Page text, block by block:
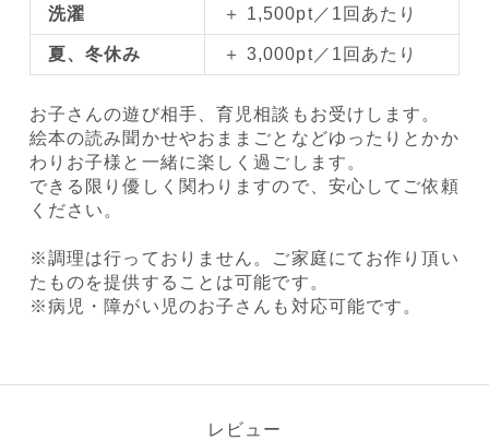
洗濯 ＋ 1,500pt／1回あたり
夏、冬休み ＋ 3,000pt／1回あたり
お子さんの遊び相手、育児相談もお受けします。
絵本の読み聞かせやおままごとなどゆったりとかか
わりお子様と一緒に楽しく過ごします。
できる限り優しく関わりますので、安心してご依頼
ください。
※調理は行っておりません。ご家庭にてお作り頂い
たものを提供することは可能です。
※病児・障がい児のお子さんも対応可能です。
レビュー